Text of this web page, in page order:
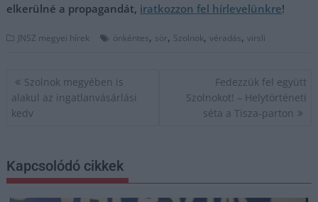
elkerülné a propagandát, iratkozzon fel hírlevelünkre!
JNSZ megyei hírek önkéntes, sör, Szolnok,véradás,virsli
Bejegyzés
navigáció
Szolnok megyében is
alakul az ingatlanvásárlási
kedv
Fedezzük fel együtt
Szolnokot! – Helytörténeti
séta a Tisza-parton
Kapcsolódó cikkek